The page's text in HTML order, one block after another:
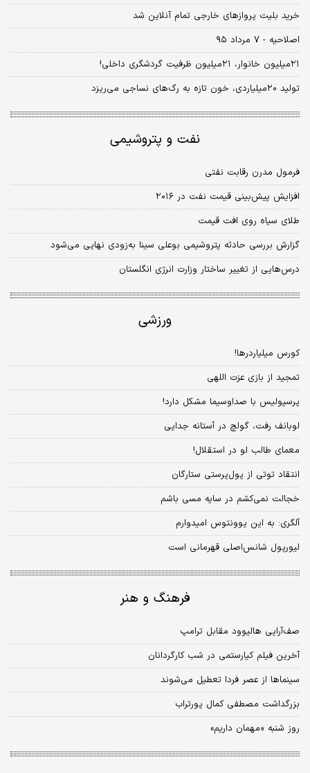
خرید بلیت پروازهای خارجی تمام آنلاین شد
اصلاحیه - ۷ مرداد ۹۵
۲۱میلیون خانوار، ۲۱میلیون ظرفیت گردشگری داخلی!
تولید ۲۰میلیاردی، خون تازه به رگ‌های نساجی می‌ریزد
نفت و پتروشیمی
فرمول مدرن رقابت نفتی
افزایش پیش‌بینی قیمت نفت در ۲۰۱۶
طلای سیاه روی افت قیمت
گزارش بررسی حادثه پتروشیمی بوعلی سینا به‌زودی نهایی می‌شود
درس‌هایی از تغییر ساختار وزارت انرژی انگلستان
ورزشی
کورس میلیاردرها!
تمجید از بازی عزت اللهی
پرسپولیس با صداوسیما مشکل دارد!
لوبانف رفت، گولچ در آستانه جدایی
معمای طالب لو در استقلال!
انتقاد توتی از پول‌پرستی ستارگان
خجالت نمی‌کشم در سایه مسی باشم
آلگری: به این یوونتوس امیدوارم
لیورپول شانس‌اصلی قهرمانی است
فرهنگ و هنر
صف‌آرایی هالیوود مقابل ترامپ
آخرین فیلم کیارستمی در شب کارگردانان
سینماها از عصر فردا تعطیل می‌شوند
بزرگداشت مصطفی کمال پورتراب
روز شنبه «مهمان داریم»